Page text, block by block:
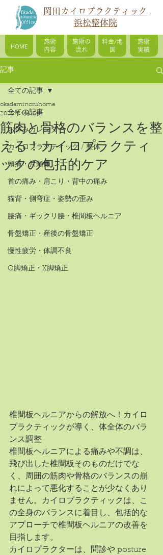
HOME
施術
内容
施術の
流れ
料金/地
図
施術
実績
岡田カイロプラクティック
浜松整体院
記事
全ての記事
お休みカレンダー
カイロプラクティック / 整体
頭痛・片頭痛
首の痛み・肩こり・背中の痛み
猫背・側弯症・姿勢の歪み
腰痛・ギックリ腰・椎間板ヘルニア
骨盤矯正・産後の骨盤矯正
慢性疲労・体調不良
O脚矯正・X脚矯正
全ての記事
筋肉と骨格のバランスを整
える！カイロプラクティ
ックの包括的ケア
okadaminoruhome
2025年4月16日
椎間板ヘルニアからの解放へ！カイロ
プラクティックが導く、体全体のバラ
ンス調整
椎間板ヘルニアによる痛みや不調は、
飛び出した椎間板そのものだけでな
く、周囲の筋肉や骨格のバランスの崩
れによって悪化することが少なくあり
ません。カイロプラクティックは、こ
の全身のバランスに着目し、包括的な
アプローチで椎間板ヘルニアの改善を
目指します。
カイロプラクターは、問診や posture